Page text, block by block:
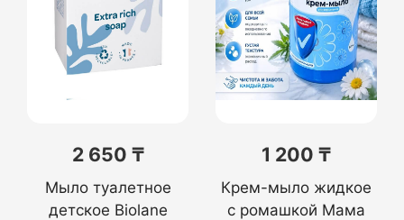
2 650 ₸
Мыло туалетное
детское Biolane
1 200 ₸
Крем-мыло жидкое
с ромашкой Мама